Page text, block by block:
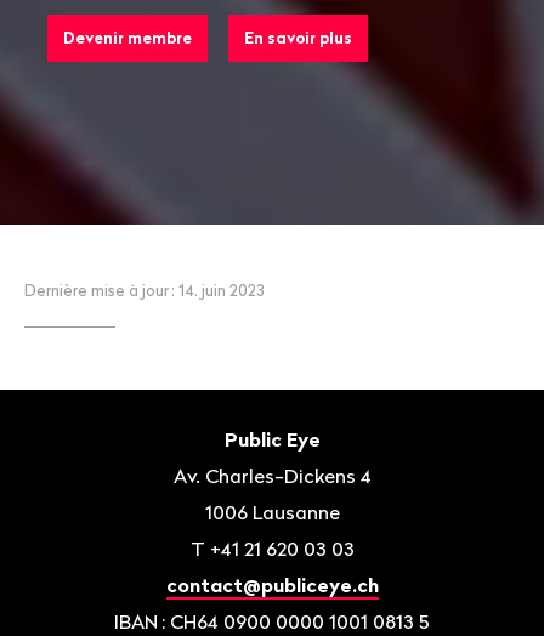
Devenir membre En savoir plus
Dernière mise à jour: 14. juin 2023
Public Eye
Av. Charles-Dickens 4
1006 Lausanne
T +41 21 620 03 03
contact@publiceye.ch
IBAN : CH64 0900 0000 1001 0813 5